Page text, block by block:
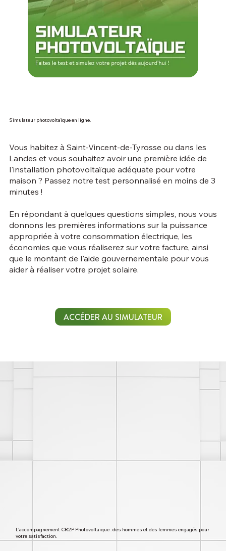
Simulateur photovoltaïque en ligne.
Vous habitez à Saint-Vincent-de-Tyrosse ou dans les
Landes et vous souhaitez avoir une première idée de
l'installation photovoltaïque adéquate pour votre
maison ? Passez notre test personnalisé en moins de 3
minutes !
En répondant à quelques questions simples, nous vous
donnons les premières informations sur la puissance
appropriée à votre consommation électrique, les
économies que vous réaliserez sur votre facture, ainsi
que le montant de l'aide gouvernementale pour vous
aider à réaliser votre projet solaire.
ACCÉDER AU SIMULATEUR
L'accompagnement CR2P Photovoltaïque : des hommes et des femmes engagés pour
votre satisfaction.